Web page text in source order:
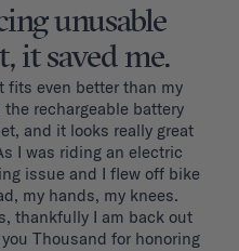
unusable
it saved me.
fits even better than my
rechargeable battery
and it looks really great
I was riding an electric
issue and I flew off bike
my hands, my knees.
thankfully I am back out
Thousand for honoring